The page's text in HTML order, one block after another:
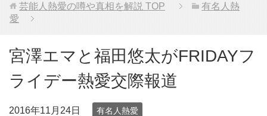
芸能人熱愛の噂や真相を解説 TOP
有名人熱
愛
宮澤エマと福田悠太がFRIDAYフ
ライデー熱愛交際報道
2016年11月24日 有名人熱愛